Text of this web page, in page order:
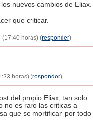
nuevos cambios de Eliax.
que criticar.
(17:40 horas) (responder)
horas) (responder)
del propio Eliax, tan solo
no es raro las criticas a
que se mortifican por todo